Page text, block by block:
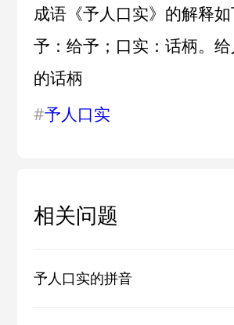
成语《予人口实》的解释如
予：给予；口实：话柄。
的话柄
#予人口实
相关问题
予人口实的拼音